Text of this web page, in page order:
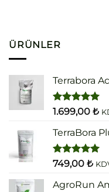
ÜRÜNLER
Terrabora
5 üzerinden
oy
aldı
1.699,00 ₺
TerraBora
5 üzerinden
oy
aldı
749,00 ₺
AgroRun